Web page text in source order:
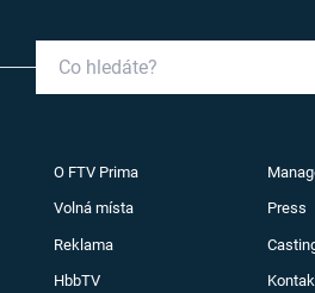
O FTV Prima
Volná místa Press
Reklama
HbbTV